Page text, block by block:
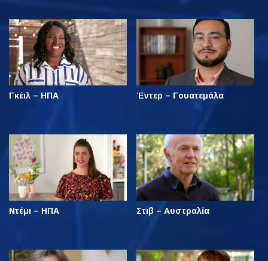
Γκέιλ – ΗΠΑ Έντερ – Γουατεμάλα
Ντέμι – ΗΠΑ Στιβ – Αυστραλία